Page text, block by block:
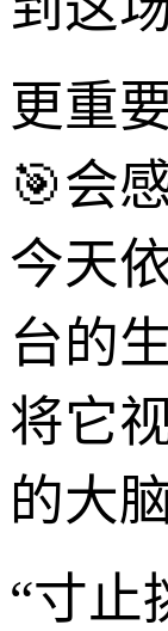
更重
🎯会
今天
台的
将它
的大
“寸止